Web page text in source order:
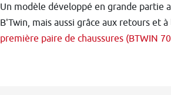
Un modèle développé en grande partie
B'Twin, mais aussi grâce aux retours et
première paire de chaussures (BTWIN